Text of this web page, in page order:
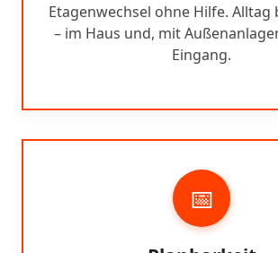
Etagenwechsel ohne Hilfe. Alltag
– im Haus und, mit
Eingang.
📅